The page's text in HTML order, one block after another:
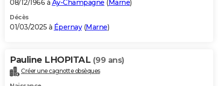
08/12/1966 à Aÿ-Champagne ( Marne)
Décès
01/03/2025 à Épernay(Marne)
Pauline LHOPITAL (99 ans)
Créer une cagnotte obsèques